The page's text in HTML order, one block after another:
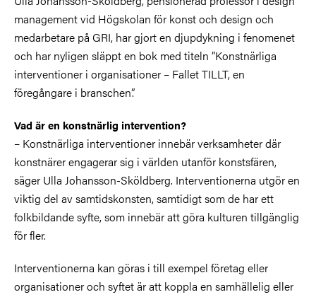
management vid Högskolan för konst och design och
medarbetare på GRI, har gjort en djupdykning i fenomenet
och har nyligen släppt en bok med titeln ”Konstnärliga
interventioner i organisationer – Fallet TILLT, en
föregångare i branschen”.
Vad är en konstnärlig intervention?
– Konstnärliga interventioner innebär verksamheter där
konstnärer engagerar sig i världen utanför konstsfären,
säger Ulla Johansson-Sköldberg. Interventionerna utgör en
viktig del av samtidskonsten, samtidigt som de har ett
folkbildande syfte, som innebär att göra kulturen tillgänglig
för fler.
Interventionerna kan göras i till exempel företag eller
organisationer och syftet är att koppla en samhällelig eller